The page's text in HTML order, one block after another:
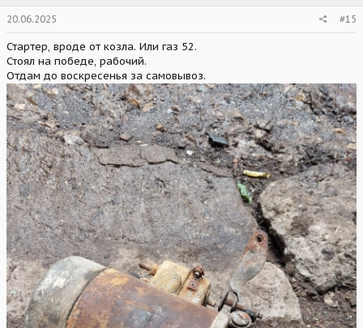
20.06.2025 #15
Стартер, вроде от козла. Или газ 52.
Стоял на победе, рабочий.
Отдам до воскресенья за самовывоз.